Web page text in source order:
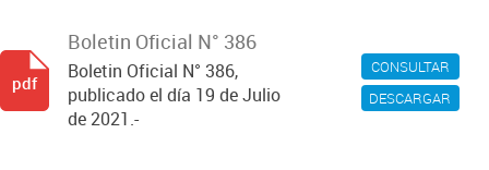
CONSULTAR
DESCARGAR
Boletin Oficial N° 386
Boletin Oficial N° 386,
publicado el día 19 de Julio
de 2021.-
pdf